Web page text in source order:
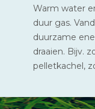
Warm water
duur gas.
duurzame
draaien. Bijv.
pelletkachel,